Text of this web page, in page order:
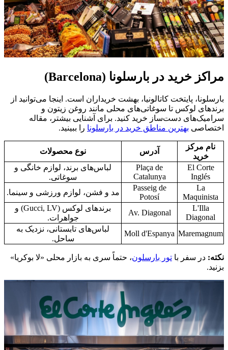
مراکز خرید در بارسلونا (Barcelona)
بارسلونا، پایتخت کاتالونیا، بهشت خریداران است. اینجا می‌توانید از
برندهای لوکس تا سوغاتی‌های محلی مانند روغن زیتون و
سرامیک‌های دست‌ساز خرید کنید. برای آشنایی بیشتر، مقاله
اختصاصی بهترین مناطق خرید در بارسلونا را ببینید.
نام مرکز
خرید
آدرس
نوع محصولات
El Corte
Inglés
Plaça de
Catalunya
لباس‌های برند، لوازم خانگی و
سوغاتی.
La
Maquinista
Passeig de
Potosí
مد و فشن، لوازم ورزشی و سینما.
L'Illa
Diagonal
Av. Diagonal
برندهای لوکس (Gucci, LV) و
جواهرات.
Maremagnum
Moll d'Espanya
لباس‌های تابستانی، نزدیک به
ساحل.
نکته: در سفر با تور بارسلون، حتماً سری به بازار محلی «لا بوکریا»
بزنید.